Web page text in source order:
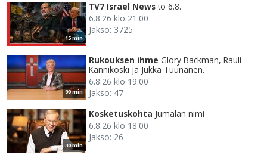
15 min
TV7 Israel News to 6.8.
6.8.26 klo 21.00
Jakso: 3725
90 min
Rukouksen ihme Glory Backman, Rauli
Kannikoski ja Jukka Tuunanen.
6.8.26 klo 19.00
Jakso: 47
30 min
Kosketuskohta Jumalan nimi
6.8.26 klo 18.00
Jakso: 26